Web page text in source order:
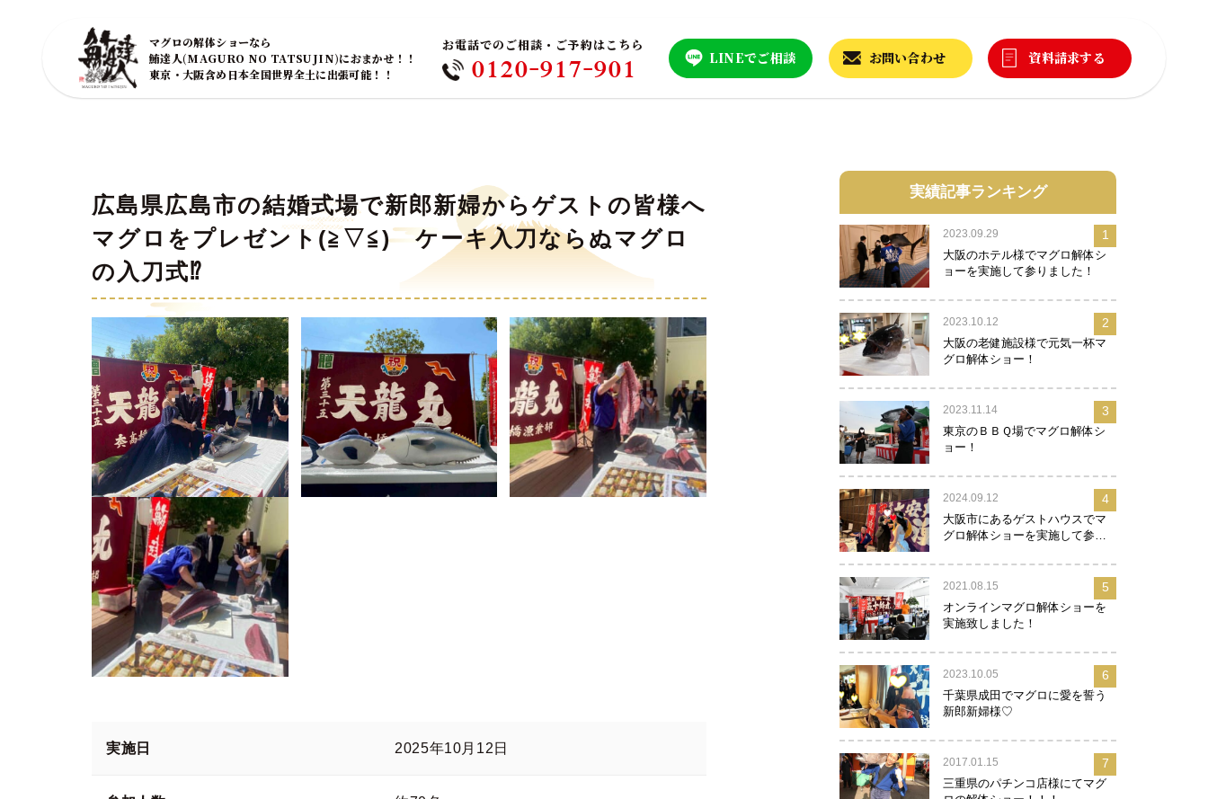
マグロの解体ショーなら
鮪達人(MAGURO NO TATSUJIN)におまかせ！！
東京・大阪含め日本全国世界全土に出張可能！！
お電話でのご相談・ご予約はこちら
0120-917-901 LINEでご相談 お問い合わせ 資料請求する
広島県広島市の結婚式場で新郎新婦からゲストの皆様へ
マグロをプレゼント(≧▽≦) ケーキ入刀ならぬマグロ
の入刀式⁉
実施日 2025年10月12日
実績記事ランキング
2023.09.29
大阪のホテル様でマグロ解体シ
ョーを実施して参りました！
1
2023.10.12
大阪の老健施設様で元気一杯マ
グロ解体ショー！
2
2023.11.14
東京のＢＢＱ場でマグロ解体シ
ョー！
3
2024.09.12
大阪市にあるゲストハウスでマ
グロ解体ショーを実施して参り
4
2021.08.15
オンラインマグロ解体ショーを
実施致しました！
5
2023.10.05
千葉県成田でマグロに愛を誓う
新郎新婦様♡
6
2017.01.15
三重県のパチンコ店様にてマグ
7